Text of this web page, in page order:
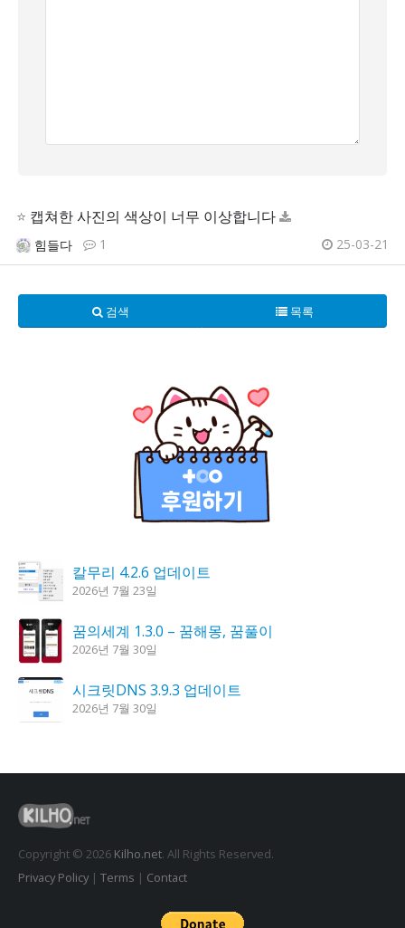
⭐ 캡쳐한 사진의 색상이 너무 이상합니다
힘들다 1 25-03-21
검색 목록
칼무리 4.2.6 업데이트
2026년 7월 23일
꿈의세계 1.3.0 – 꿈해몽, 꿈풀이
2026년 7월 30일
시크릿DNS 3.9.3 업데이트
2026년 7월 30일
K플레이어 0.9.4 업데이트
2026년 7월 28일
Copyright © 2026 Kilho.net. All Rights Reserved.
Privacy Policy| Terms | Contact